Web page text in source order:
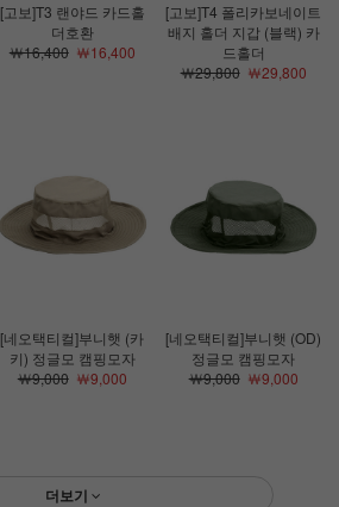
[고보]T3 랜야드 카드홀
더호환
￦16,400￦16,400
[고보]T4 폴리카보네이트
배지 홀더 지갑 (블랙) 카
드홀더
￦29,800￦29,800
[네오택티컬]부니햇 (카
키) 정글모 캠핑모자
￦9,000￦9,000
[네오택티컬]부니햇 (OD)
정글모 캠핑모자
￦9,000￦9,000
더보기